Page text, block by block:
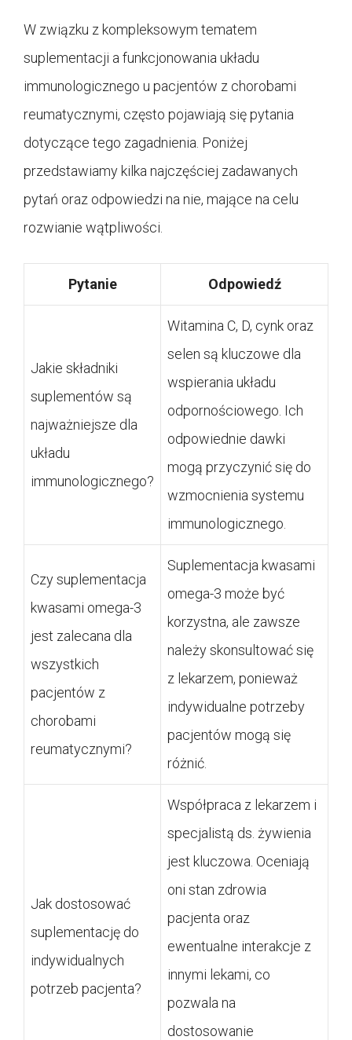
W związku z kompleksowym tematem
suplementacji a funkcjonowania układu
immunologicznego u pacjentów z chorobami
reumatycznymi, często pojawiają się pytania
dotyczące tego zagadnienia. Poniżej
przedstawiamy kilka najczęściej zadawanych
pytań oraz odpowiedzi na nie, mające na celu
rozwianie wątpliwości.
Pytanie Odpowiedź
Jakie składniki
suplementów są
najważniejsze dla
układu
immunologicznego?
Witamina C, D, cynk oraz
selen są kluczowe dla
wspierania układu
odpornościowego. Ich
odpowiednie dawki
mogą przyczynić się do
wzmocnienia systemu
immunologicznego.
Czy suplementacja
kwasami omega-3
jest zalecana dla
wszystkich
pacjentów z
chorobami
reumatycznymi?
Suplementacja kwasami
omega-3 może być
korzystna, ale zawsze
należy skonsultować się
z lekarzem, ponieważ
indywidualne potrzeby
pacjentów mogą się
różnić.
Jak dostosować
suplementację do
indywidualnych
potrzeb pacjenta?
Współpraca z lekarzem i
specjalistą ds. żywienia
jest kluczowa. Oceniają
oni stan zdrowia
pacjenta oraz
ewentualne interakcje z
innymi lekami, co
pozwala na
dostosowanie